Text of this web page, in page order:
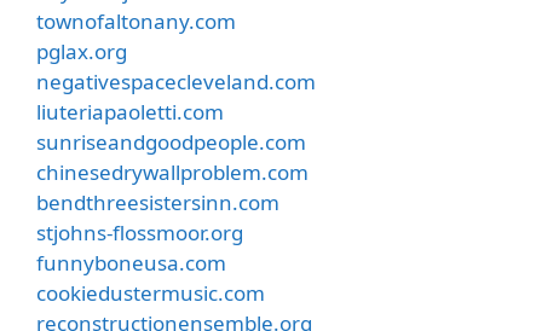
townofaltonany.com
pglax.org
negativespacecleveland.com
liuteriapaoletti.com
sunriseandgoodpeople.com
chinesedrywallproblem.com
bendthreesistersinn.com
stjohns-flossmoor.org
funnyboneusa.com
cookiedustermusic.com
reconstructionensemble.org